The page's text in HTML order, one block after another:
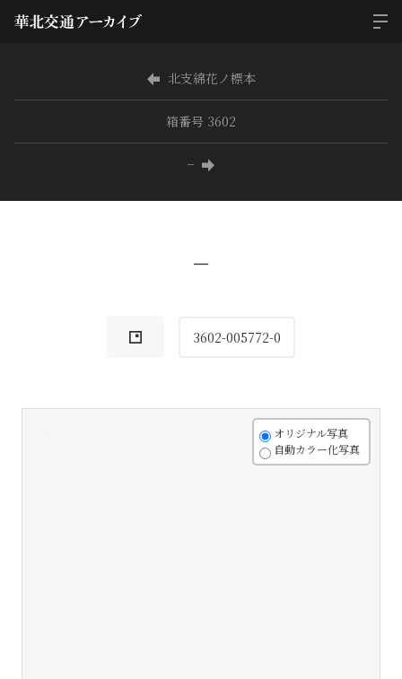
北支綿花ノ標本
箱番号 3602
−
−
3602-005772-0
オリジナル写真
自動カラー化写真